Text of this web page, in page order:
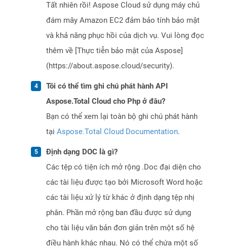
Tất nhiên rồi! Aspose Cloud sử dụng máy chủ
đám mây Amazon EC2 đảm bảo tính bảo mật
và khả năng phục hồi của dịch vụ. Vui lòng đọc
thêm về [Thực tiễn bảo mật của Aspose]
(https://about.aspose.cloud/security).
Tôi có thể tìm ghi chú phát hành API
Aspose.Total Cloud cho Php ở đâu?
Bạn có thể xem lại toàn bộ ghi chú phát hành
tại Aspose.Total Cloud Documentation.
Định dạng DOC là gì?
Các tệp có tiện ích mở rộng .Doc đại diện cho
các tài liệu được tạo bởi Microsoft Word hoặc
các tài liệu xử lý từ khác ở định dạng tệp nhị
phân. Phần mở rộng ban đầu được sử dụng
cho tài liệu văn bản đơn giản trên một số hệ
điều hành khác nhau. Nó có thể chứa một số